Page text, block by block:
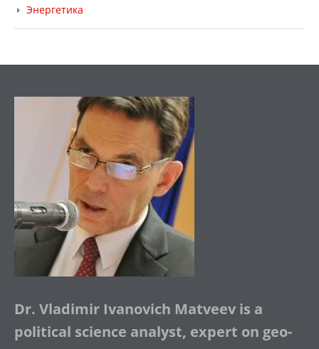
Энергетика
Dr. Vladimir Ivanovich Matveev is a
political science analyst, expert on geo-